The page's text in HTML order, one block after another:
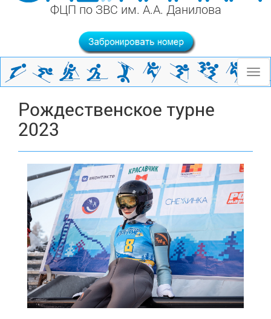
ФЦП по ЗВС им. А.А. Данилова
Рождественское турне
2023